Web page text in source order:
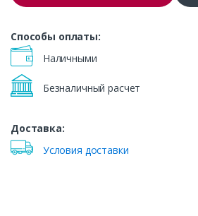
Способы оплаты:
Наличными
Безналичный расчет
Доставка:
Условия доставки